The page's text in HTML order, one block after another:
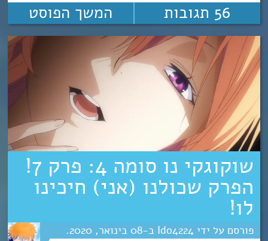
56 תגובות המשך הפוסט
שוקוגקי נו סומה 4: פרק 7!
הפרק שכולנו (אני) חיכינו
לו!
Ido4224
08 ינואר 2020